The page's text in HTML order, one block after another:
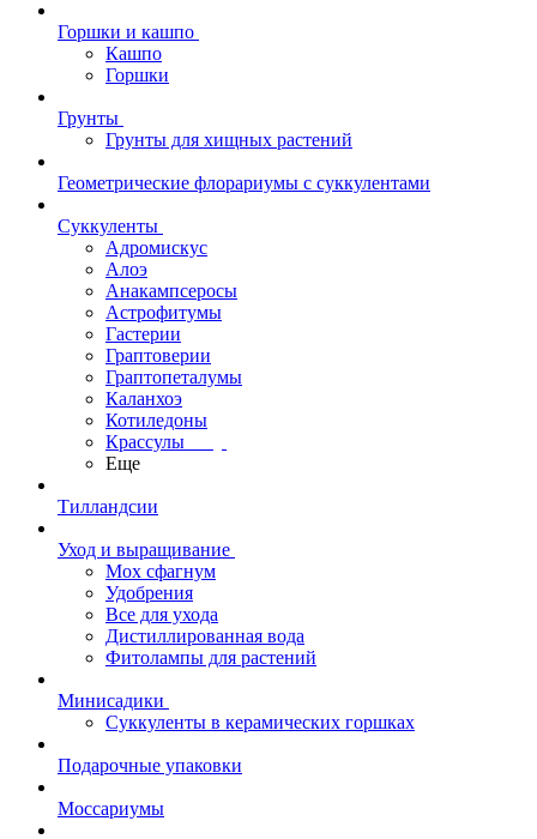
Горшки и кашпо
Кашпо
Горшки
Грунты
Грунты для хищных растений
Геометрические флорариумы с суккулентами
Суккуленты
Адромискус
Алоэ
Анакампсеросы
Астрофитумы
Гастерии
Граптоверии
Граптопеталумы
Каланхоэ
Котиледоны
Крассулы
Еще
Тилландсии
Уход и выращивание
Мох сфагнум
Удобрения
Все для ухода
Дистиллированная вода
Фитолампы для растений
Минисадики
Суккуленты в керамических горшках
Подарочные упаковки
Моссариумы